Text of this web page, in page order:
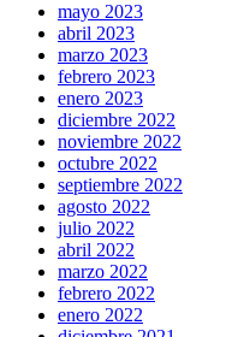
mayo 2023
abril 2023
marzo 2023
febrero 2023
enero 2023
diciembre 2022
noviembre 2022
octubre 2022
septiembre 2022
agosto 2022
julio 2022
abril 2022
marzo 2022
febrero 2022
enero 2022